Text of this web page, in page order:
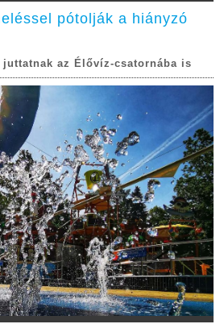
pótolják a hiányzó
az Élővíz-csatornába is